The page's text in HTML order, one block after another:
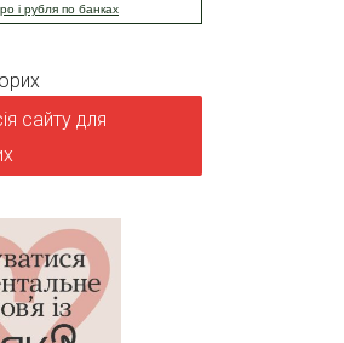
і рубля по банках
сайту для